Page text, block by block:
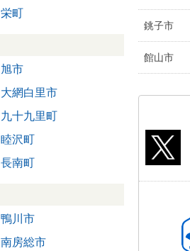
栄町
旭市
大網白里市
九十九里町
睦沢町
長南町
鴨川市
南房総市
銚子市
館山市